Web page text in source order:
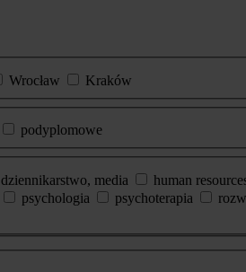
Wrocław
Kraków
podyplomowe
dziennikarstwo, media human
psychologia psychoterapia